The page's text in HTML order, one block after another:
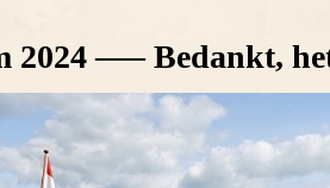
2024 —– Bedankt,